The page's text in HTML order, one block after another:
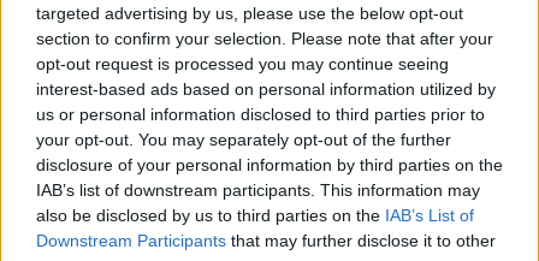
targeted advertising by us, please use the below opt-out
section to confirm your selection. Please note that after your
opt-out request is processed you may continue seeing
interest-based ads based on personal information utilized by
us or personal information disclosed to third parties prior to
your opt-out. You may separately opt-out of the further
disclosure of your personal information by third parties on the
IAB’s list of downstream participants. This information may
also be disclosed by us to third parties on the IAB’s List of
Downstream Participants that may further disclose it to other